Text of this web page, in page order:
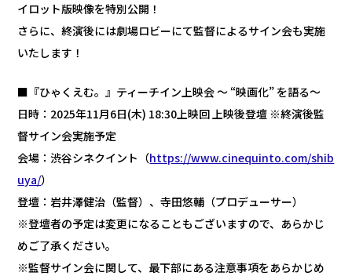
イロット版映像を特別公開！
さらに、終演後には劇場ロビーにて監督によるサイン会も実施
いたします！
■『ひゃくえむ。』ティーチイン上映会 ～ “映画化” を語る～
日時：2025年11月6日(木) 18:30上映回 上映後登壇 ※終演後監
督サイン会実施予定
会場：渋谷シネクイント（https://www.cinequinto.com/shib
uya/）
登壇：岩井澤健治（監督）、寺田悠輔（プロデューサー）
※登壇者の予定は変更になることもございますので、あらかじ
めご了承ください。
※監督サイン会に関して、最下部にある注意事項をあらかじめ